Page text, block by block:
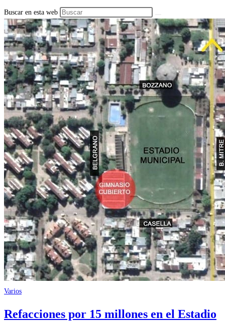
Buscar en esta web
Varios
Refacciones por 15 millones en el Estadio